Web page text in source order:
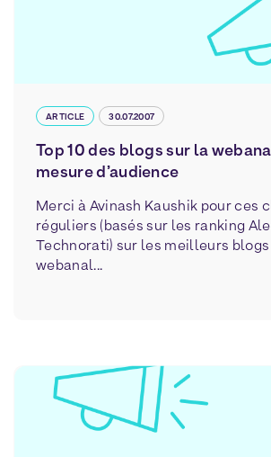
ARTICLE 30.07.2007
Top 10 des blogs sur la
mesure d’audience
Merci à Avinash Kaushik pour ces
réguliers (basés sur les ranking
Technorati) sur les meilleurs
webanal...